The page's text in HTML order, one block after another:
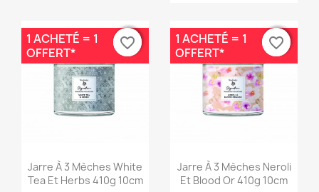
 Aperçu rapide
Jarre À 3 Mèches White
Tea Et Herbs 410g 10cm
1 ACHETÉ = 1
OFFERT*
favorite_border
favorite_border
 Aperçu rapide
Jarre À 3 Mèches Neroli
Et Blood Or 410g 10cm
1 ACHETÉ = 1
OFFERT*
favorite_border
favorite_border